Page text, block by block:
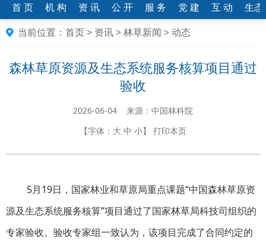
首 页 机 构 资 讯 公 开 服 务 党 建 互 动
生
当前位置： 首页> 资讯>林草新闻 >动态
森林草原资源及生态系统服务核算项目通过
验收
2026-06-04 来源：中国林科院
【字体： 大 中 小】 打印本页
5月19日，国家林业和草原局重点课题“中国森林草原资
源及生态系统服务核算”项目通过了国家林草局科技司组织的
专家验收。验收专家组一致认为，该项目完成了合同约定的